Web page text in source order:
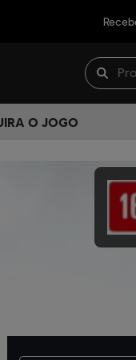
O JOGO